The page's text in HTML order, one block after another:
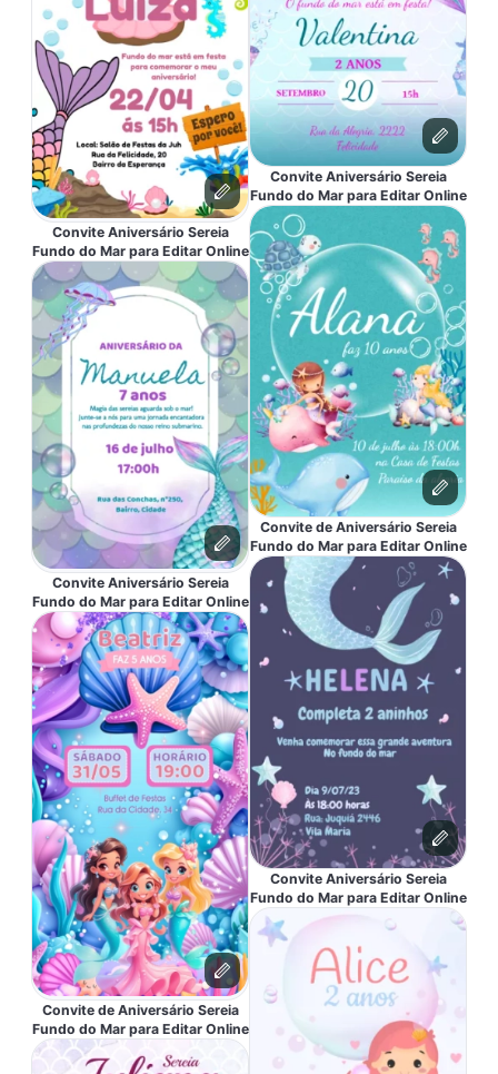
Convite Aniversário Sereia
Fundo do Mar para Editar Online
Convite Aniversário Sereia
Fundo do Mar para Editar Online
Convite de Aniversário Sereia
Fundo do Mar para Editar Online
Convite Aniversário Sereia
Fundo do Mar para Editar Online
Convite de Aniversário Sereia
Fundo do Mar para Editar Online
Convite Aniversário Sereia
Fundo do Mar para Editar Online